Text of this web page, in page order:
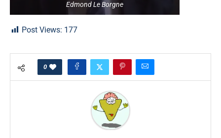
Edmond Le Borgne
Post Views: 177
0